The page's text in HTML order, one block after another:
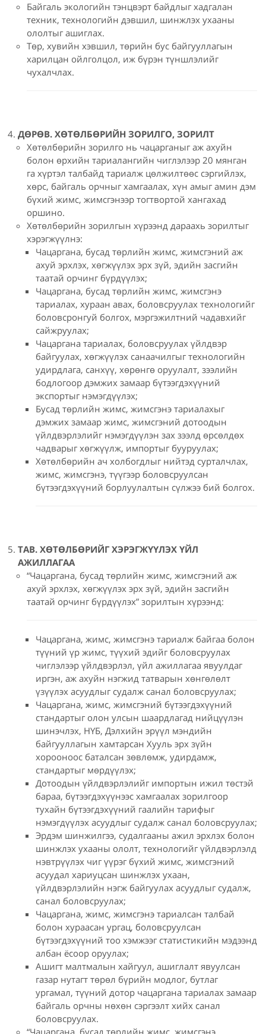
Байгаль экологийн тэнцвэрт байдлыг хадгалан
техник, технологийн дэвшил, шинжлэх ухааны
ололтыг ашиглах.
Төр, хувийн хэвшил, төрийн бус байгууллагын
харилцан ойлголцол, иж бүрэн түншлэлийг
чухалчлах.
ДӨРӨВ. ХӨТӨЛБӨРИЙН ЗОРИЛГО, ЗОРИЛТ
Хөтөлбөрийн зорилго нь чацарганыг аж ахуйн
болон өрхийн тариалангийн чиглэлээр 20 мянган
га хүртэл талбайд тариалж цөлжилтөөс сэргийлэх,
хөрс, байгаль орчныг хамгаалах, хүн амыг амин дэм
бүхий жимс, жимсгэнээр тогтвортой хангахад
оршино.
Хөтөлбөрийн зорилгын хүрээнд дараахь зорилтыг
хэрэгжүүлнэ:
Чацаргана, бусад төрлийн жимс, жимсгэний аж
ахуй эрхлэх, хөгжүүлэх эрх зүй, эдийн засгийн
таатай орчинг бүрдүүлэх;
Чацаргана, бусад төрлийн жимс, жимсгэнэ
тариалах, хураан авах, боловсруулах технологийг
боловсронгуй болгох, мэргэжилтний чадавхийг
сайжруулах;
Чацаргана тариалах, боловсруулах үйлдвэр
байгуулах, хөгжүүлэх санаачилгыг технологийн
удирдлага, санхүү, хөрөнгө оруулалт, зээлийн
бодлогоор дэмжих замаар бүтээгдэхүүний
экспортыг нэмэгдүүлэх;
Бусад төрлийн жимс, жимсгэнэ тариалахыг
дэмжих замаар жимс, жимсгэний дотоодын
үйлдвэрлэлийг нэмэгдүүлэн зах зээлд өрсөлдөх
чадварыг хөгжүүлж, импортыг бууруулах;
Хөтөлбөрийн ач холбогдлыг нийтэд сурталчлах,
жимс, жимсгэнэ, түүгээр боловсруулсан
бүтээгдэхүүний борлуулалтын сүлжээ бий болгох.
ТАВ. ХӨТӨЛБӨРИЙГ ХЭРЭГЖҮҮЛЭХ ҮЙЛ
АЖИЛЛАГАА
“Чацаргана, бусад төрлийн жимс, жимсгэний аж
ахуй эрхлэх, хөгжүүлэх эрх зүй, эдийн засгийн
таатай орчинг бүрдүүлэх” зорилтын хүрээнд:
Чацаргана, жимс, жимсгэнэ тариалж байгаа болон
түүний үр жимс, түүхий эдийг боловсруулах
чиглэлээр үйлдвэрлэл, үйл ажиллагаа явуулдаг
иргэн, аж ахуйн нэгжид татварын хөнгөлөлт
үзүүлэх асуудлыг судалж санал боловсруулах;
Чацаргана, жимс, жимсгэний бүтээгдэхүүний
стандартыг олон улсын шаардлагад нийцүүлэн
шинэчлэх, НҮБ, Дэлхийн эрүүл мэндийн
байгууллагын хамтарсан Хууль эрх зүйн
хорооноос баталсан зөвлөмж, удирдамж,
стандартыг мөрдүүлэх;
Дотоодын үйлдвэрлэлийг импортын ижил төстэй
бараа, бүтээгдэхүүнээс хамгаалах зорилгоор
тухайн бүтээгдэхүүний гаалийн тарифыг
нэмэгдүүлэх асуудлыг судалж санал боловсруулах;
Эрдэм шинжилгээ, судалгааны ажил эрхлэх болон
шинжлэх ухааны ололт, технологийг үйлдвэрлэлд
нэвтрүүлэх чиг үүрэг бүхий жимс, жимсгэний
асуудал хариуцсан шинжлэх ухаан,
үйлдвэрлэлийн нэгж байгуулах асуудлыг судалж,
санал боловсруулах;
Чацаргана, жимс, жимсгэнэ тариалсан талбай
болон хураасан ургац, боловсруулсан
бүтээгдэхүүний тоо хэмжээг статистикийн мэдээнд
албан ёсоор оруулах;
Ашигт малтмалын хайгуул, ашиглалт явуулсан
газар нутагт төрөл бүрийн модлог, бутлаг
ургамал, түүний дотор чацаргана тариалах замаар
байгаль орчны нөхөн сэргээлт хийх санал
боловсруулах.
“Чацаргана, бусад төрлийн жимс, жимсгэнэ